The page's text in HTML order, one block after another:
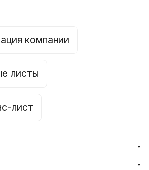
компании
листы
лист